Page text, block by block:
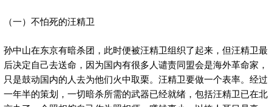
（一）不怕死的汪精卫
孙中山在东京有暗杀团，此时便被汪精卫组织了起来，但汪精卫最
后决定自己去送命，因为国内有很多人谴责同盟会是海外革命家，
只是鼓动国内的人去为他们火中取栗。汪精卫要做一个表率。经过
一年半的策划，一切暗杀所需的武器已经就绪，包括汪精卫已在北